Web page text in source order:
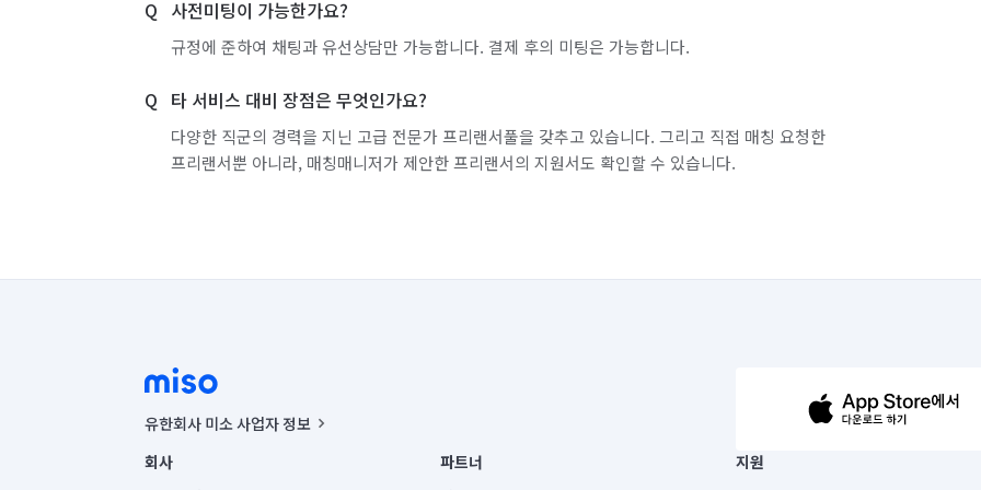
사전미팅이 가능한가요?
규정에 준하여 채팅과 유선상담만 가능합니다. 결제 후의 미팅은 가능합니다.
타 서비스 대비 장점은 무엇인가요?
다양한 직군의 경력을 지닌 고급 전문가 프리랜서풀을 갖추고 있습니다. 그리고 직접 매칭 요청한
프리랜서뿐 아니라, 매칭매니저가 제안한 프리랜서의 지원서도 확인할 수 있습니다.
유한회사 미소 사업자 정보
사업자등록번호 : 291-87-00271 | 인허가번호 : 2016-3220163-14-5-00019 |
통신판매신고번호 : 2024-서울종로-1400(공정거래위원회 정보) |
회사
파트너
지원